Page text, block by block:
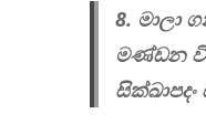
8. මාලා
මණ්ඩන
සික්ඛාපදං